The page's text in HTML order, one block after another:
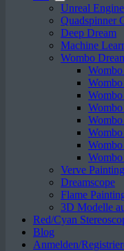
Unreal
Quadspinner
Deep Dream
Machine
Wombo
Verve
Dreamscope
Flame
3D Modelle
Red/Cyan
Blog
Anmelden/